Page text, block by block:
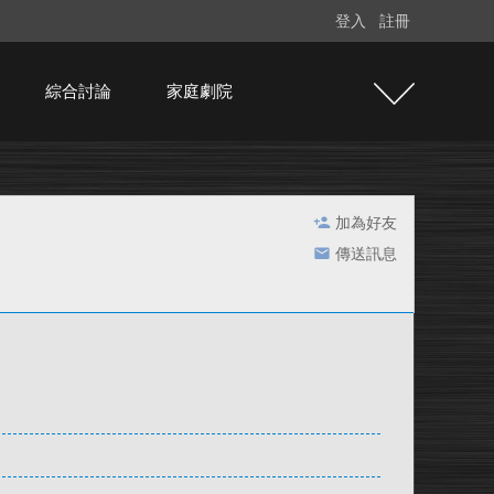
登入 註冊
綜合討論 家庭劇院
加為好友
傳送訊息